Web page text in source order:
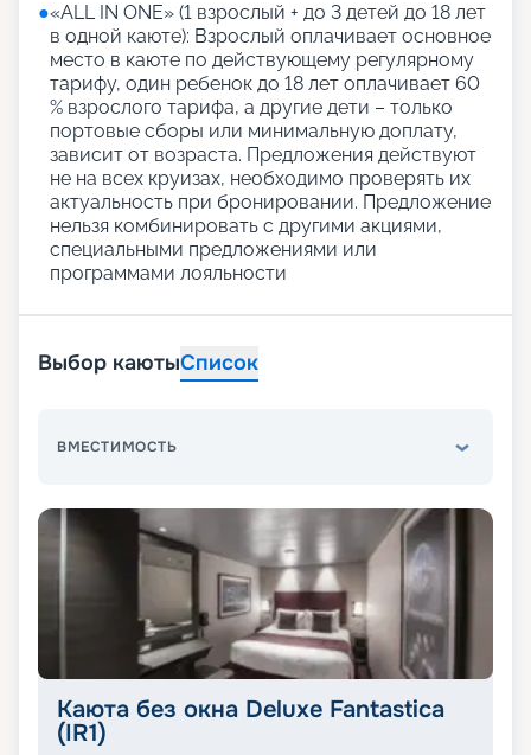
●«АLL IN ONE» (1 взрослый + до 3 детей до 18 лет
в одной каюте): Взрослый оплачивает основное
место в каюте по действующему регулярному
тарифу, один ребенок до 18 лет оплачивает 60
% взрослого тарифа, а другие дети – только
портовые сборы или минимальную доплату,
зависит от возраста. Предложения действуют
не на всех круизах, необходимо проверять их
актуальность при бронировании. Предложение
нельзя комбинировать с другими акциями,
специальными предложениями или
программами лояльности
Выбор каютыСписок
ВМЕСТИМОСТЬ
Каюта без окна Deluxe Fantastica
(IR1)